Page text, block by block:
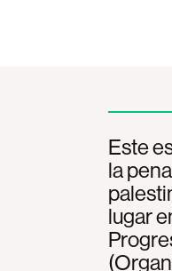
Este
la
lugar